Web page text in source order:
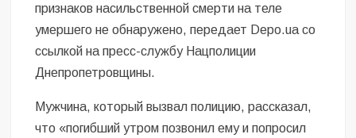
признаков насильственной смерти на теле
умершего не обнаружено, передает Depo.ua со
ссылкой на пресс-службу Нацполиции
Днепропетровщины.
Мужчина, который вызвал полицию, рассказал,
что «погибший утром позвонил ему и попросил